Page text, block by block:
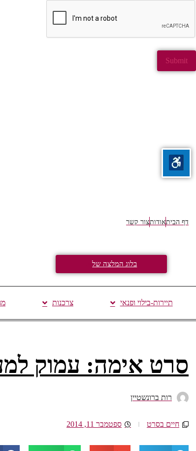
דף הביתאודותצור קשר
בלוג המלצה של
תיירות-בילוי ופנאי צרכנות
סרט אימה: עמוק
רות ברונשטיין
חיים בסרט ספטמבר 11, 2014